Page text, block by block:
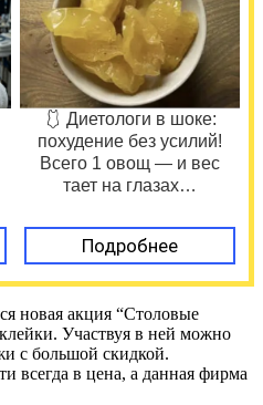
🩱 Диетологи в шоке:
похудение без усилий!
Всего 1 овощ — и вес
тает на глазах…
Подробнее
новая акция “Столовые
Участвуя в ней можно
с большой скидкой.
всегда в цена, а данная фирма